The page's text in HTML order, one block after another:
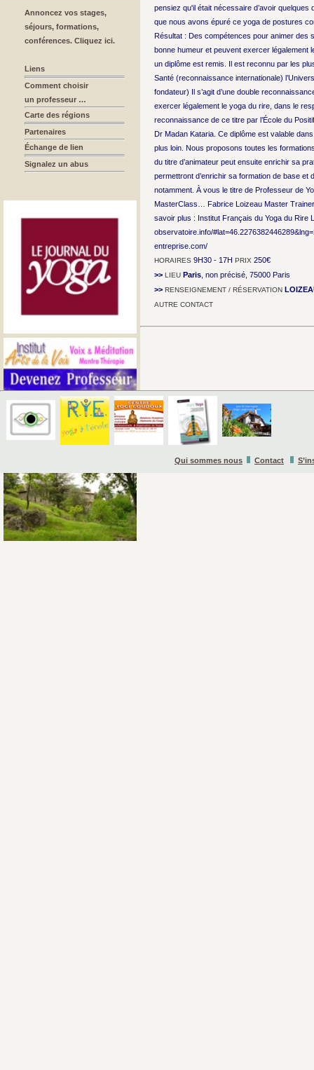
Annoncez vos stages,
séjours, formations,
conférences. Cliquez ici.
Liens
Comment choisir
un professeur …
Carte des régions
Partenaires
Échange de lien
Signalez un abus
pensiez qu'il était nécessaire d’avoir
que nous avons épuré ce yoga de postures
Résultat : Des compétences pour animer des
bonne humeur et peuvent exercer légalement
un diplôme est remis. Il est reconnu par les
Santé (reconnaissance internationale)
fondateur) Il s’agit d’une double
exercer légalement le yoga du rire, dans le
reconnaissance de ce titre par l’École du
Dr Madan Kataria. Ce diplôme est valable
plus loin. Nous proposons toutes les
du titre d’animateur peut ensuite enrichir sa
permettront d’enrichir sa formation de base
notamment. À vous le titre de Professeur de
MasterClass… Fabrice Loizeau Master
savoir plus : Institut Français du Yoga du Rire
observatoire.info/
entreprise.com/
HORAIRES 9H30 - 17H PRIX 250€
>> LIEU Paris , non précisé, 75000 Paris
>> RENSEIGNEMENT / RÉSERVATION
AUTRE CONTACT
Qui sommes nous Contact